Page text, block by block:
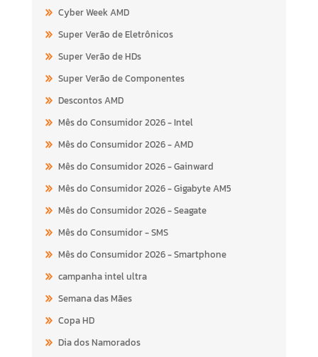
Cyber Week AMD
Super Verão de Eletrônicos
Super Verão de HDs
Super Verão de Componentes
Descontos AMD
Mês do Consumidor 2026 - Intel
Mês do Consumidor 2026 - AMD
Mês do Consumidor 2026 - Gainward
Mês do Consumidor 2026 - Gigabyte AM5
Mês do Consumidor 2026 - Seagate
Mês do Consumidor - SMS
Mês do Consumidor 2026 - Smartphone
campanha intel ultra
Semana das Mães
Copa HD
Dia dos Namorados